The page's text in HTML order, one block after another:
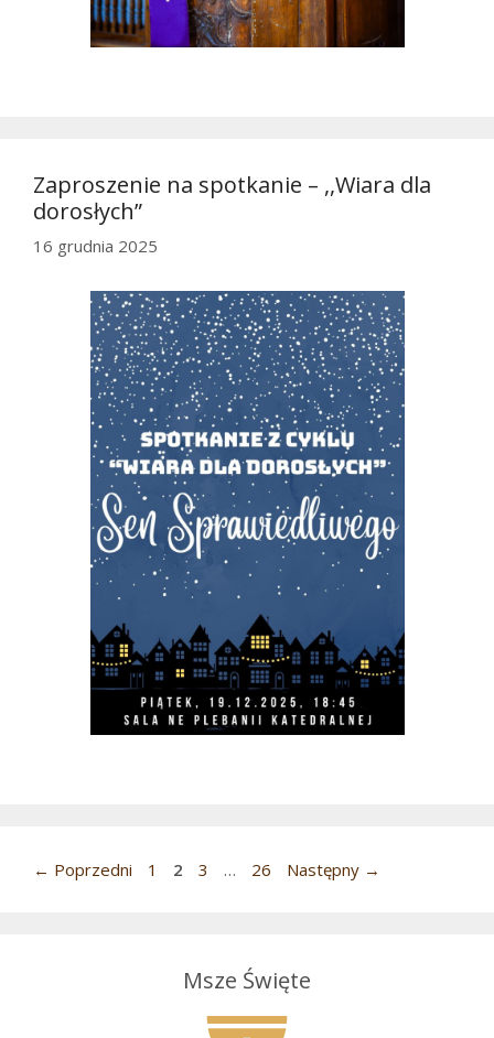
Zaproszenie na spotkanie – ,,Wiara dla
dorosłych”
16 grudnia 2025
← Poprzedni Strona
1 Strona
2 Strona
3 … Strona
26 Następny →
Msze Święte